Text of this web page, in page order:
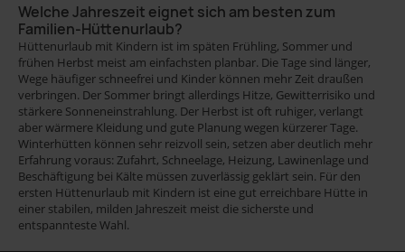
Welche Jahreszeit eignet sich am besten zum
Familien-Hüttenurlaub?
Hüttenurlaub mit Kindern ist im späten Frühling, Sommer und
frühen Herbst meist am einfachsten planbar. Die Tage sind länger,
Wege häufiger schneefrei und Kinder können mehr Zeit draußen
verbringen. Der Sommer bringt allerdings Hitze, Gewitterrisiko und
stärkere Sonneneinstrahlung. Der Herbst ist oft ruhiger, verlangt
aber wärmere Kleidung und gute Planung wegen kürzerer Tage.
Winterhütten können sehr reizvoll sein, setzen aber deutlich mehr
Erfahrung voraus: Zufahrt, Schneelage, Heizung, Lawinenlage und
Beschäftigung bei Kälte müssen zuverlässig geklärt sein. Für den
ersten Hüttenurlaub mit Kindern ist eine gut erreichbare Hütte in
einer stabilen, milden Jahreszeit meist die sicherste und
entspannteste Wahl.